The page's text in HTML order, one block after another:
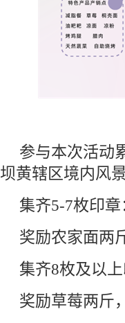
参与本次活动
坝黄辖区境内风
集齐5-7枚印章
奖励农家面两
集齐8枚及以上
奖励草莓两斤